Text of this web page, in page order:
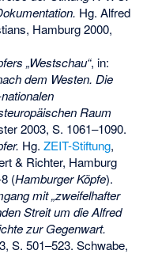
Hg. Alfred
Hamburg 2000,
„Westschau“, in:
dem Westen. Die
Raum
2003, S. 1061–1090.
Hg. ZEIT-Stiftung,
& Richter, Hamburg
(Hamburger Köpfe).
mit „zweifelhafter
Streit um die Alfred
zur Gegenwart.
S. 501–523. Schwabe,